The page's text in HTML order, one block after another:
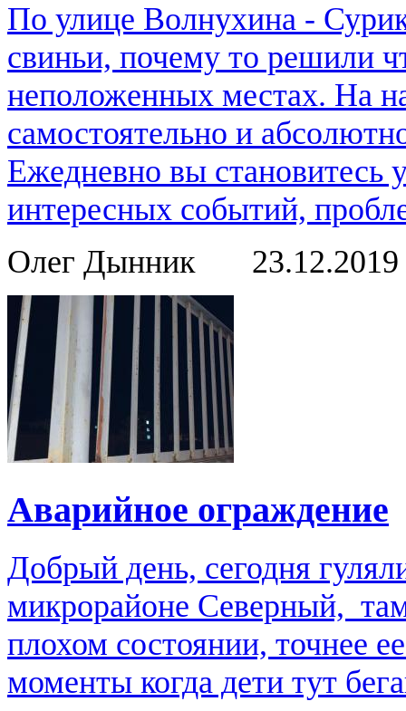
По улице Волнухина -
свиньи, почему то решили
неположенных местах. На
самостоятельно и
Ежедневно вы становитесь
интересных событий,
Олег Дынник
23.12.2019
Аварийное ограждение
Добрый день, сегодня
микрорайоне Северный,
плохом состоянии, точнее
моменты когда дети тут